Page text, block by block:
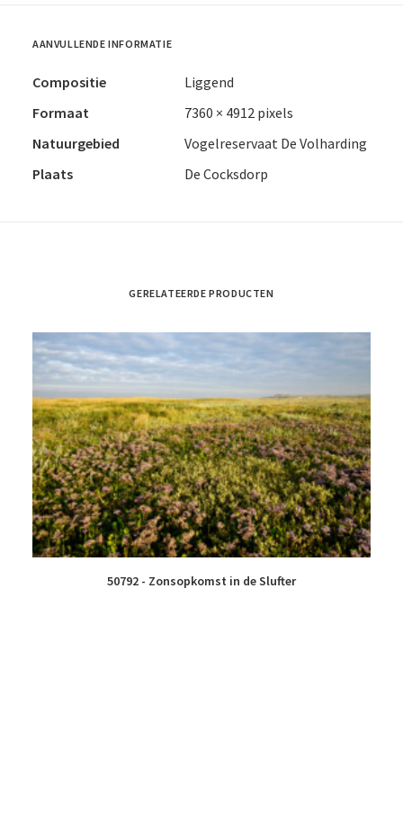
AANVULLENDE INFORMATIE
Compositie
Liggend
Formaat
7360 × 4912 pixels
Natuurgebied
Vogelreservaat De Volharding
Plaats
De Cocksdorp
GERELATEERDE PRODUCTEN
50792 - Zonsopkomst in de Slufter